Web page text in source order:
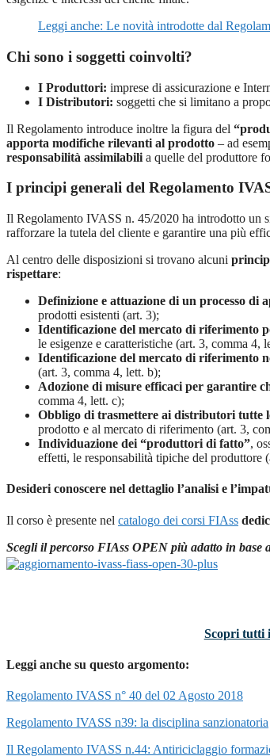
Leggi anche: Le novità introdotte dal
Chi sono i soggetti coinvolti?
I Produttori: imprese di assicurazione e
I Distributori: soggetti che si limitano a
Il Regolamento introduce inoltre la figura del
apporta modifiche rilevanti al prodotto – ad
responsabilità assimilabili a quelle del produttore
I principi generali del Regolamento
Il Regolamento IVASS n. 45/2020 ha introdotto un
rafforzare la tutela del cliente e garantire una più
Al centro delle disposizioni si trovano alcuni
rispettare:
Definizione e attuazione di un processo di
prodotti esistenti (art. 3);
Identificazione del mercato di riferimento
le esigenze e caratteristiche (art. 3, comma 4,
Identificazione del mercato di riferimento
(art. 3, comma 4, lett. b);
Adozione di misure efficaci per garantire
comma 4, lett. c);
Obbligo di trasmettere ai distributori tutte
prodotto e al mercato di riferimento (art. 3,
Individuazione dei “produttori di fatto”,
effetti, le responsabilità tipiche del produttore
Desideri conoscere nel dettaglio l’analisi e
Il corso è presente nel catalogo dei corsi FIAss
Scegli il percorso FIAss OPEN più adatto in base
Scopri tutti
Leggi anche su questo argomento:
Regolamento IVASS n° 40 del 02 Agosto 2018
Regolamento IVASS n39: la disciplina sanzionatoria
Il Regolamento IVASS n.44: Antiriciclaggio